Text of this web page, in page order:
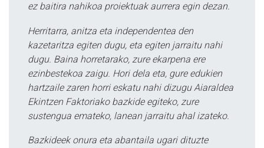
ez baitira nahikoa proiektuak aurrera egin dezan.
Herritarra, anitza eta independentea den
kazetaritza egiten dugu, eta egiten jarraitu nahi
dugu. Baina horretarako, zure ekarpena ere
ezinbestekoa zaigu. Hori dela eta, gure edukien
hartzaile zaren horri eskatu nahi dizugu Aiaraldea
Ekintzen Faktoriako bazkide egiteko, zure
sustengua emateko, lanean jarraitu ahal izateko.
Bazkideek onura eta abantaila ugari dituzte